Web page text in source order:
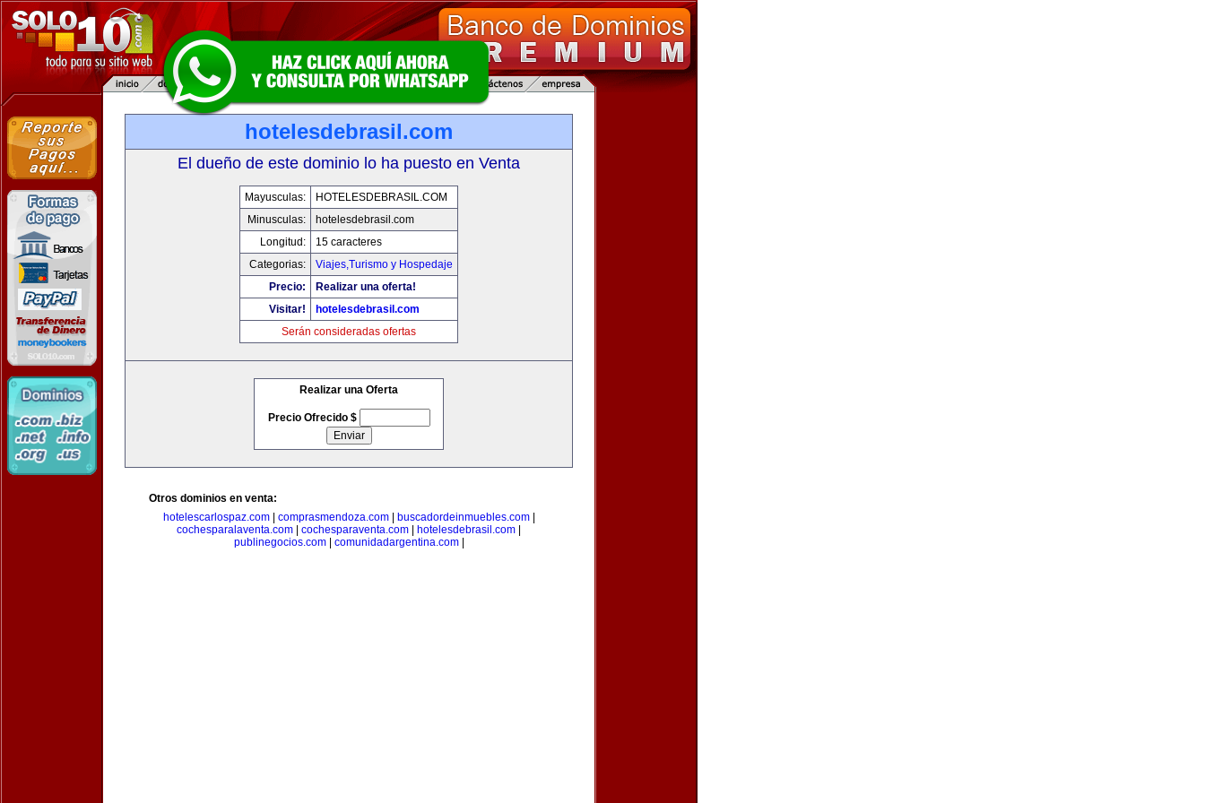
hotelesdebrasil.com
El dueño de este dominio lo ha puesto en Venta
Mayusculas:
HOTELESDEBRASIL.COM
Minusculas:
hotelesdebrasil.com
Longitud:
15 caracteres
Categorias:
Viajes,Turismo y Hospedaje
Precio:
Realizar una oferta!
Visitar!
hotelesdebrasil.com
Serán consideradas ofertas
Realizar una Oferta
Precio Ofrecido $
Otros dominios en venta:
hotelescarlospaz.com| comprasmendoza.com| buscadordeinmuebles.com|
cochesparalaventa.com
cochesparaventa.com hotelesdebrasil.com
publinegocios.com| comunidadargentina.com|